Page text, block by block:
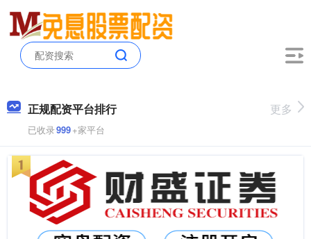
正规配资平台排行
已收录999+家平台
更多